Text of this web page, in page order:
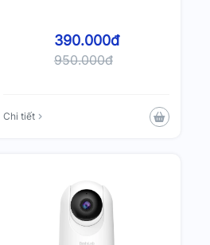
390.000đ
950.000đ
Chi tiết